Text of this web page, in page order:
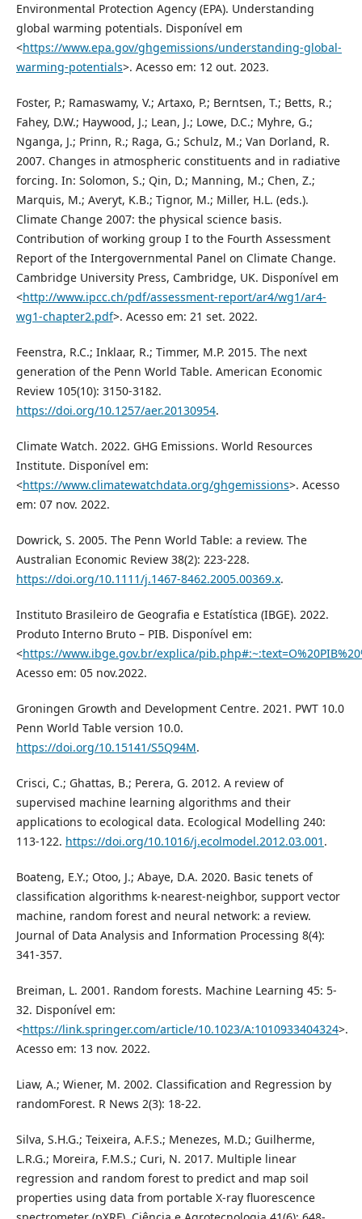
Environmental Protection Agency (EPA). Understanding
global warming potentials. Disponível em
<https://www.epa.gov/ghgemissions/understanding-global-
warming-potentials>. Acesso em: 12 out. 2023.
Foster, P.; Ramaswamy, V.; Artaxo, P.; Berntsen, T.; Betts, R.;
Fahey, D.W.; Haywood, J.; Lean, J.; Lowe, D.C.; Myhre, G.;
Nganga, J.; Prinn, R.; Raga, G.; Schulz, M.; Van Dorland, R.
2007. Changes in atmospheric constituents and in radiative
forcing. In: Solomon, S.; Qin, D.; Manning, M.; Chen, Z.;
Marquis, M.; Averyt, K.B.; Tignor, M.; Miller, H.L. (eds.).
Climate Change 2007: the physical science basis.
Contribution of working group I to the Fourth Assessment
Report of the Intergovernmental Panel on Climate Change.
Cambridge University Press, Cambridge, UK. Disponível em
<http://www.ipcc.ch/pdf/assessment-report/ar4/wg1/ar4-
wg1-chapter2.pdf>. Acesso em: 21 set. 2022.
Feenstra, R.C.; Inklaar, R.; Timmer, M.P. 2015. The next
generation of the Penn World Table. American Economic
Review 105(10): 3150-3182.
https://doi.org/10.1257/aer.20130954.
Climate Watch. 2022. GHG Emissions. World Resources
Institute. Disponível em:
<https://www.climatewatchdata.org/ghgemissions>. Acesso
em: 07 nov. 2022.
Dowrick, S. 2005. The Penn World Table: a review. The
Australian Economic Review 38(2): 223-228.
https://doi.org/10.1111/j.1467-8462.2005.00369.x.
Instituto Brasileiro de Geografia e Estatística (IBGE). 2022.
Produto Interno Bruto – PIB. Disponível em:
<https://www.ibge.gov.br/explica/
Acesso em: 05 nov.2022.
Groningen Growth and Development Centre. 2021. PWT 10.0
Penn World Table version 10.0.
https://doi.org/10.15141/S5Q94M.
Crisci, C.; Ghattas, B.; Perera, G. 2012. A review of
supervised machine learning algorithms and their
applications to ecological data. Ecological Modelling 240:
113-122. https://doi.org/10.1016/j.ecolmodel.2012.03.001 .
Boateng, E.Y.; Otoo, J.; Abaye, D.A. 2020. Basic tenets of
classification algorithms k-nearest-neighbor, support vector
machine, random forest and neural network: a review.
Journal of Data Analysis and Information Processing 8(4):
341-357.
Breiman, L. 2001. Random forests. Machine Learning 45: 5-
32. Disponível em:
<https://link.springer.com/article/10.1023/A:1010933404324>.
Acesso em: 13 nov. 2022.
Liaw, A.; Wiener, M. 2002. Classification and Regression by
randomForest. R News 2(3): 18-22.
Silva, S.H.G.; Teixeira, A.F.S.; Menezes, M.D.; Guilherme,
L.R.G.; Moreira, F.M.S.; Curi, N. 2017. Multiple linear
regression and random forest to predict and map soil
properties using data from portable X-ray fluorescence